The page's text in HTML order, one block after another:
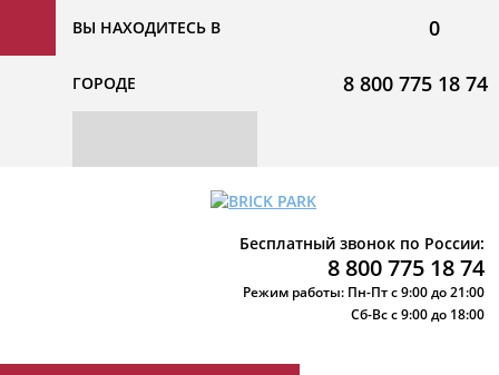
ВЫ НАХОДИТЕСЬ В
ГОРОДЕ
0
8 800 775 18 74
Бесплатный звонок по России:
8 800 775 18 74
Режим работы: Пн-Пт с 9:00 до 21:00
Сб-Вс с 9:00 до 18:00